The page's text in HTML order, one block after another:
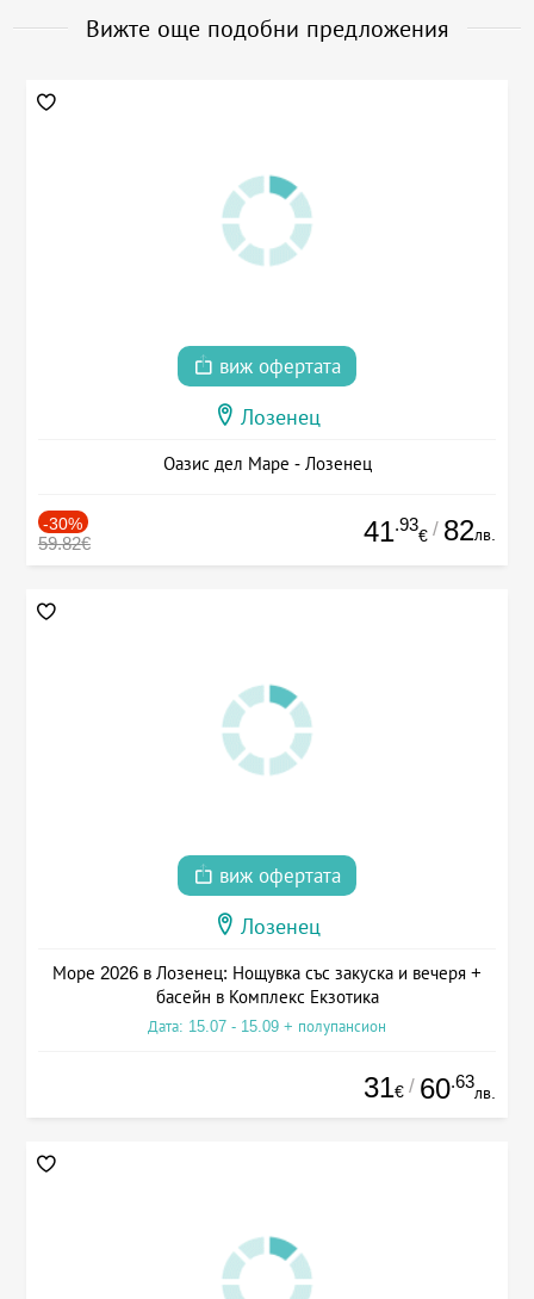
Вижте още подобни предложения
виж офертата
Лозенец
Оазис дел Маре - Лозенец
-30%
59.82€ 41.93
€ / 82лв.
виж офертата
Лозенец
Море 2026 в Лозенец: Нощувка със закуска и вечеря +
басейн в Комплекс Екзотика
Дата: 15.07 - 15.09 + полупансион
31€ / 60.63
лв.